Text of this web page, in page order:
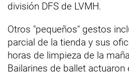
división DFS de LVMH.
Otros "pequeños" gestos
parcial de la tienda y sus
horas de limpieza de la
Bailarines de ballet actuaron